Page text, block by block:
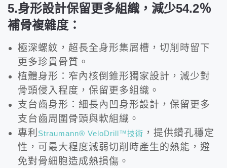
5.身形設計保留更多組織，減少54.2％
補骨複雜度：
極深螺紋，超長全身形集屑槽，切削時留下
更多珍貴骨質。
植體身形：窄內核倒錐形獨家設計，減少對
骨頭侵入程度，保留更多組織。
支台齒身形：細長內凹身形設計，保留更多
支台齒周圍骨頭與軟組織。
專利 Straumann® VeloDrill™技術 ，提供鑽孔穩定
性，可最大程度減弱切削時產生的熱能，避
免對骨細胞造成熱損傷。